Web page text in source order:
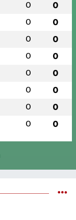
0 0
0 0
0 0
0 0
0 0
0 0
0 0
0 0